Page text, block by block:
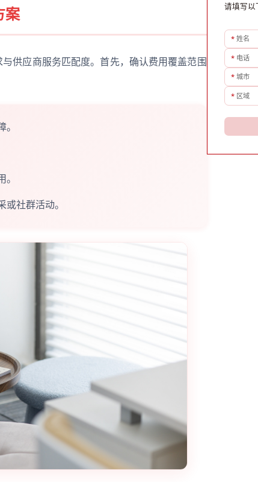
案
供应商服务匹配度。首先，确认费用覆盖范围
社群活动。
请填写以
* 姓名
* 电话
* 城市
* 区域